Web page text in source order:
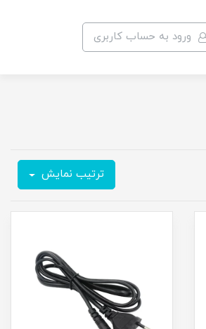
ورود به حساب کاربری
ترتیب نمایش